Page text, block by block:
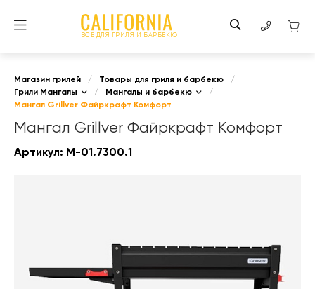
ВСЕ ДЛЯ ГРИЛЯ И БАРБЕКЮ
Магазин грилей / Товары для гриля и барбекю
/
Грили Мангалы
/ Мангалы и барбекю
/
Мангал Grillver Файркрафт Комфорт
Мангал Grillver Файркрафт Комфорт
Артикул: М-01.7300.1